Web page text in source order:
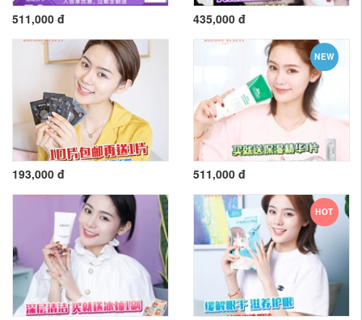
511,000 đ 435,000 đ
193,000 đ
NEW
511,000 đ
HOT